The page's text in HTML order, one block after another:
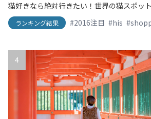
猫好きなら絶対行きたい！世界の猫スポッ
ランキング結果 #2016注目 #his
4